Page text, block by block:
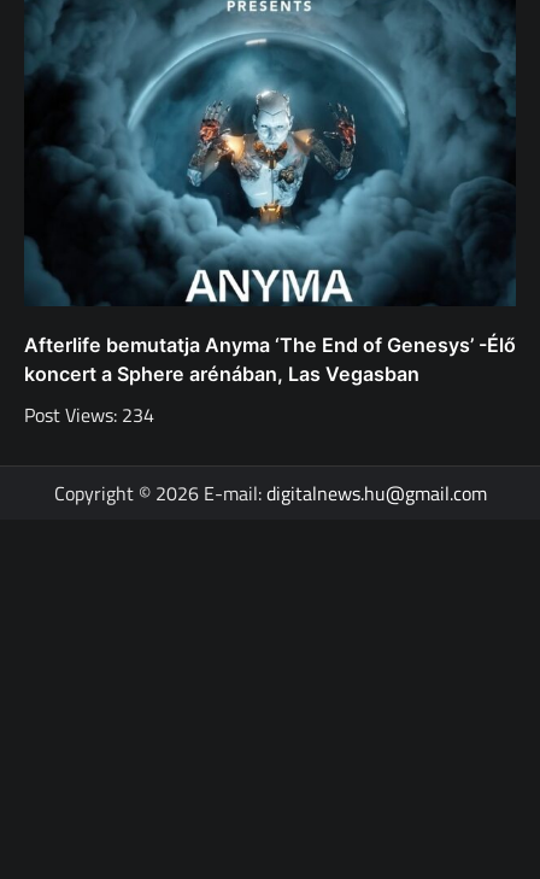
Afterlife bemutatja Anyma ‘The End of Genesys’ -Élő
koncert a Sphere arénában, Las Vegasban
Post Views: 234
Copyright © 2026 E-mail:digitalnews.hu@gmail.com